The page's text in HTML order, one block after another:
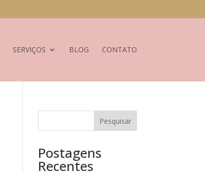
SERVIÇOS BLOG CONTATO
Pesquisar
Postagens
Recentes